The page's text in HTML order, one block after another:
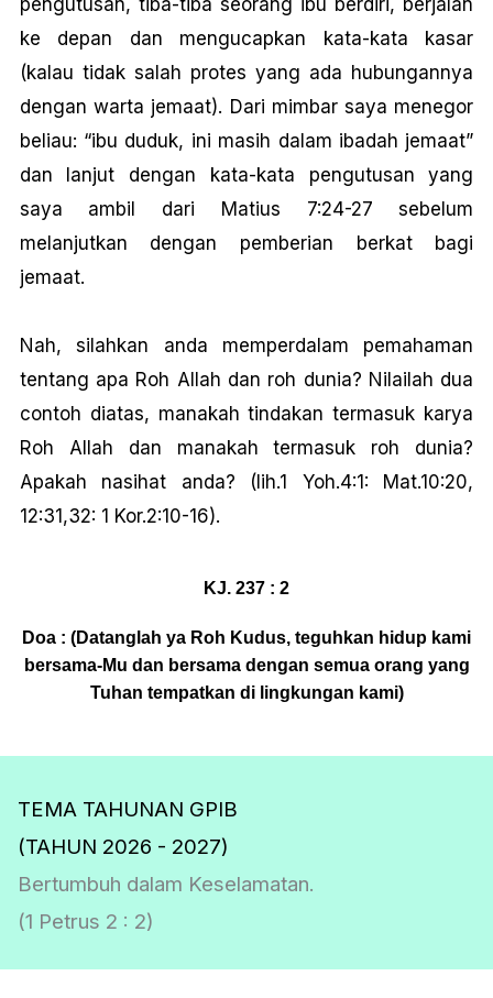
pengutusan, tiba-tiba seorang ibu berdiri, berjalan
ke depan dan mengucapkan kata-kata kasar
(kalau tidak salah protes yang ada hubungannya
dengan warta jemaat). Dari mimbar saya menegor
beliau: “ibu duduk, ini masih dalam ibadah jemaat”
dan lanjut dengan kata-kata pengutusan yang
saya ambil dari Matius 7:24-27 sebelum
melanjutkan dengan pemberian berkat bagi
jemaat.
Nah, silahkan anda memperdalam pemahaman
tentang apa Roh Allah dan roh dunia? Nilailah dua
contoh diatas, manakah tindakan termasuk karya
Roh Allah dan manakah termasuk roh dunia?
Apakah nasihat anda? (lih.1 Yoh.4:1: Mat.10:20,
12:31,32: 1 Kor.2:10-16).
KJ. 237 : 2
Doa : (Datanglah ya Roh Kudus, teguhkan hidup kami
bersama-Mu dan bersama dengan semua orang yang
Tuhan tempatkan di lingkungan kami)
TEMA TAHUNAN GPIB
(TAHUN 2026 - 2027)
Bertumbuh dalam Keselamatan.
(1 Petrus 2 : 2)